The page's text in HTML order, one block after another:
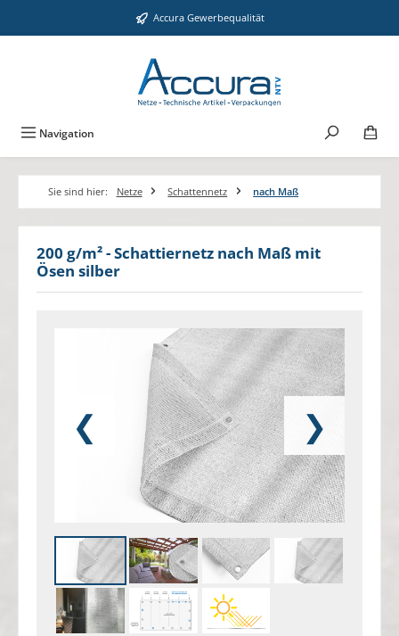
Zum Hauptinhalt springen Accura Gewerbequalität
Navigation
Sie sind hier: Netze Schattennetz nach Maß
200 g/m² - Schattiernetz nach Maß mit
Ösen silber
❮ ❯